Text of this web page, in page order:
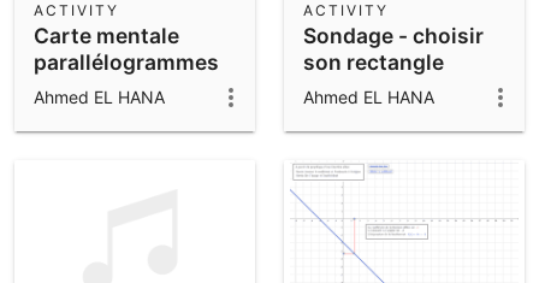
Carte mentale
parallélogrammes
ACTIVITY
Ahmed EL HANA
Sondage - choisir
son rectangle
ACTIVITY
Ahmed EL HANA